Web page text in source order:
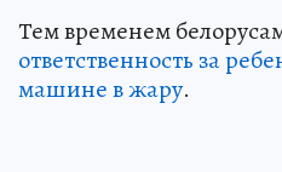
Тем временем
ответственность за
машине в жару.